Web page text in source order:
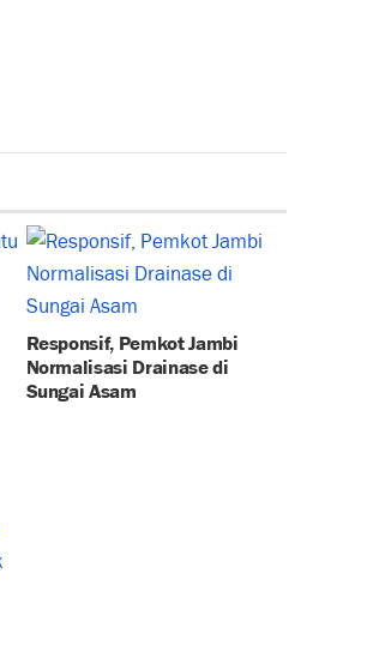
Responsif, Pemkot Jambi
Normalisasi Drainase di
Sungai Asam